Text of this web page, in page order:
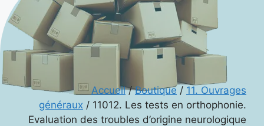
Accueil/Boutique / 11. Ouvrages
généraux / 11012. Les tests en orthophonie.
Evaluation des troubles d’origine neurologique